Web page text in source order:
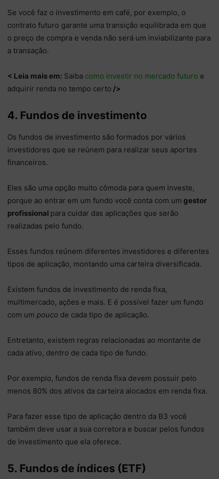
Se você faz o investimento em café, por exemplo, o
contrato futuro garante uma transição equilibrada em que
o preço de compra e venda não será um inviabilizante para
a transação.
< Leia mais em: Saiba como investir no mercado futuro e
adquirir renda no tempo certo />
4. Fundos de investimento
Os fundos de investimento são formados por vários
investidores que se reúnem para realizar seus aportes
financeiros.
Eles são uma opção muito cômoda para quem investe,
porque ao entrar em um fundo você conta com um gestor
profissional para cuidar das aplicações que serão
realizadas pelo fundo.
Esses fundos reúnem diferentes investidores e diferentes
tipos de aplicação, montando uma carteira diversificada.
Existem fundos de investimento de renda fixa,
multimercado, ações e mais. E é possível fazer um fundo
com um pouco de cada tipo de aplicação.
Entretanto, existem regras relacionadas ao montante de
cada ativo, dentro de cada tipo de fundo.
Por exemplo, fundos de renda fixa devem possuir pelo
menos 80% dos ativos da carteira alocados em renda fixa.
Para fazer esse tipo de aplicação dentro da B3 você
também deve usar a sua corretora e buscar pelos fundos
de investimento que ela oferece.
5. Fundos de índices (ETF)